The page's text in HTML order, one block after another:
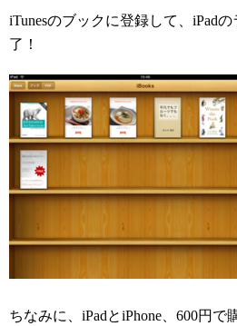
iTunesのブックに登録して、iPad
了！
ちなみに、iPadとiPhone、600円で